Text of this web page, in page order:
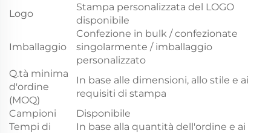
Logo
Stampa personalizzata del LOGO
disponibile
Imballaggio
Confezione in bulk / confezionate
singolarmente / imballaggio
personalizzato
Q.tà minima
d'ordine
(MOQ)
In base alle dimensioni, allo stile e ai
requisiti di stampa
Campioni
Disponibile
Tempi di
In base alla quantità dell'ordine e ai